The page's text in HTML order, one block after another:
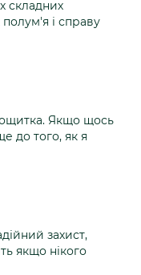
складних
і справу
Якщо щось
до того, як я
захист,
якщо нікого